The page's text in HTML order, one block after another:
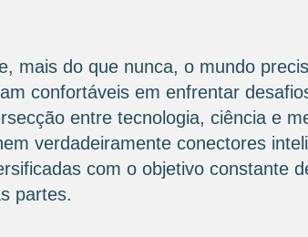
mais do que nunca, o mundo
confortáveis ​​em enfrentar
entre tecnologia, ciência e
verdadeiramente conectores
com o objetivo constante
partes.